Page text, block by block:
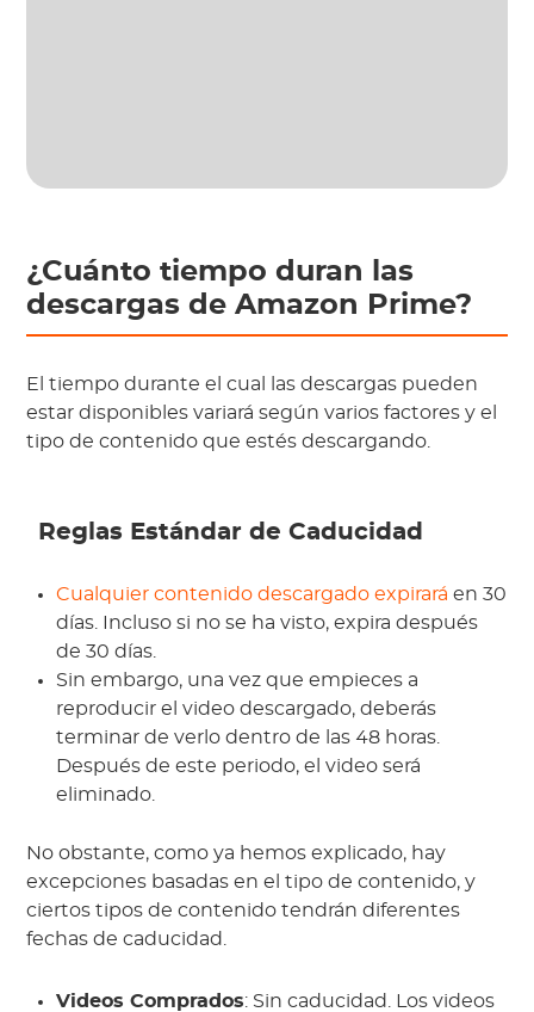
¿Cuánto tiempo duran las
descargas de Amazon Prime?
El tiempo durante el cual las descargas pueden
estar disponibles variará según varios factores y el
tipo de contenido que estés descargando.
Reglas Estándar de Caducidad
Cualquier contenido descargado expirará en 30
días. Incluso si no se ha visto, expira después
de 30 días.
Sin embargo, una vez que empieces a
reproducir el video descargado, deberás
terminar de verlo dentro de las 48 horas.
Después de este periodo, el video será
eliminado.
No obstante, como ya hemos explicado, hay
excepciones basadas en el tipo de contenido, y
ciertos tipos de contenido tendrán diferentes
fechas de caducidad.
Videos Comprados: Sin caducidad. Los videos